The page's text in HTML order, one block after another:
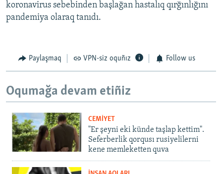
koronavirus sebebinden başlağan hastalıq qırğınlığını
pandemiya olaraq tanıdı.
Paylaşmaq VPN-siz oquñız Follow us
Oqumağa devam etiñiz
CEMİYET
"Er şeyni eki künde taşlap kettim".
Seferberlik qorqusı rusiyelilerni
kene memleketten quva